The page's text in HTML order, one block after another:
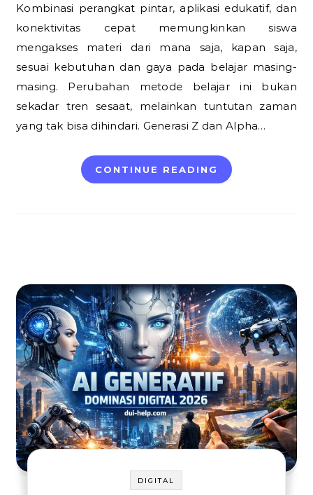
Kombinasi perangkat pintar, aplikasi edukatif, dan
konektivitas cepat memungkinkan siswa
mengakses materi dari mana saja, kapan saja,
sesuai kebutuhan dan gaya pada belajar masing-
masing. Perubahan metode belajar ini bukan
sekadar tren sesaat, melainkan tuntutan zaman
yang tak bisa dihindari. Generasi Z dan Alpha…
CONTINUE READING
DIGITAL